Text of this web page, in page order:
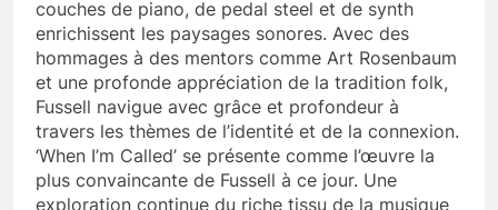
couches de piano, de pedal steel et de synth
enrichissent les paysages sonores. Avec des
hommages à des mentors comme Art Rosenbaum
et une profonde appréciation de la tradition folk,
Fussell navigue avec grâce et profondeur à
travers les thèmes de l’identité et de la connexion.
‘When I’m Called’ se présente comme l’œuvre la
plus convaincante de Fussell à ce jour. Une
exploration continue du riche tissu de la musique